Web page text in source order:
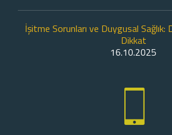
İşitme Sorunları ve Duygusal Sağlık:
Dikkat
16.10.2025